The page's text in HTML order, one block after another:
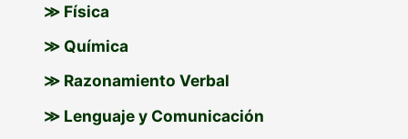
≫ Física
≫ Química
≫ Razonamiento Verbal
≫ Lenguaje y Comunicación